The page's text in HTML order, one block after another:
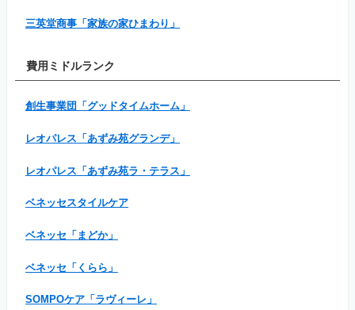
三英堂商事「家族の家ひまわり」
費用ミドルランク
創生事業団「グッドタイムホーム」
レオパレス「あずみ苑グランデ」
レオパレス「あずみ苑ラ・テラス」
ベネッセスタイルケア
ベネッセ「まどか」
ベネッセ「くらら」
SOMPOケア「ラヴィーレ」